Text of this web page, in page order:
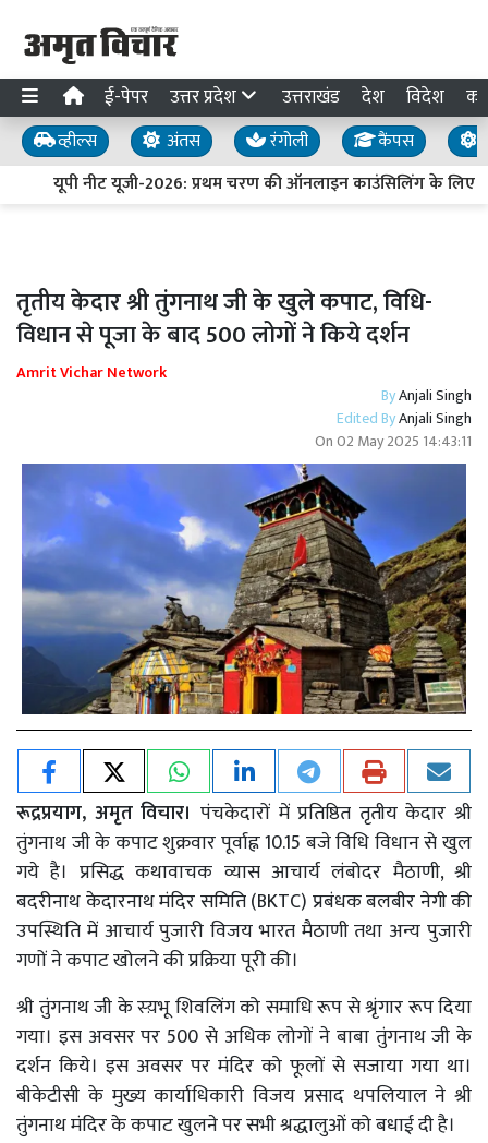
ई-पेपर उत्तर प्रदेश उत्तराखंड देश विदेश
व्हील्स अंतस रंगोली कैंपस
यूपी नीट यूजी-2026: प्रथम चरण की ऑनलाइन काउंसिलिंग के लिए
तृतीय केदार श्री तुंगनाथ जी के खुले कपाट, विधि-
विधान से पूजा के बाद 500 लोगों ने किये दर्शन
Amrit Vichar Network
ByAnjali Singh
Edited ByAnjali Singh
On02 May 2025 14:43:11
रूद्रप्रयाग, अमृत विचार। पंचकेदारों में प्रतिष्ठित तृतीय केदार श्री
तुंगनाथ जी के कपाट शुक्रवार पूर्वाह्न 10.15 बजे विधि विधान से खुल
गये है। प्रसिद्ध कथावाचक व्यास आचार्य लंबोदर मैठाणी, श्री
बदरीनाथ केदारनाथ मंदिर समिति (BKTC) प्रबंधक बलबीर नेगी की
उपस्थिति में आचार्य पुजारी विजय भारत मैठाणी तथा अन्य पुजारी
गणों ने कपाट खोलने की प्रक्रिया पूरी की।
श्री तुंगनाथ जी के स्य़भू शिवलिंग को समाधि रूप से श्रृंगार रूप दिया
गया। इस अवसर पर 500 से अधिक लोगों ने बाबा तुंगनाथ जी के
दर्शन किये। इस अवसर पर मंदिर को फूलों से सजाया गया था।
बीकेटीसी के मुख्य कार्याधिकारी विजय प्रसाद थपलियाल ने श्री
तुंगनाथ मंदिर के कपाट खुलने पर सभी श्रद्धालुओं को बधाई दी है।